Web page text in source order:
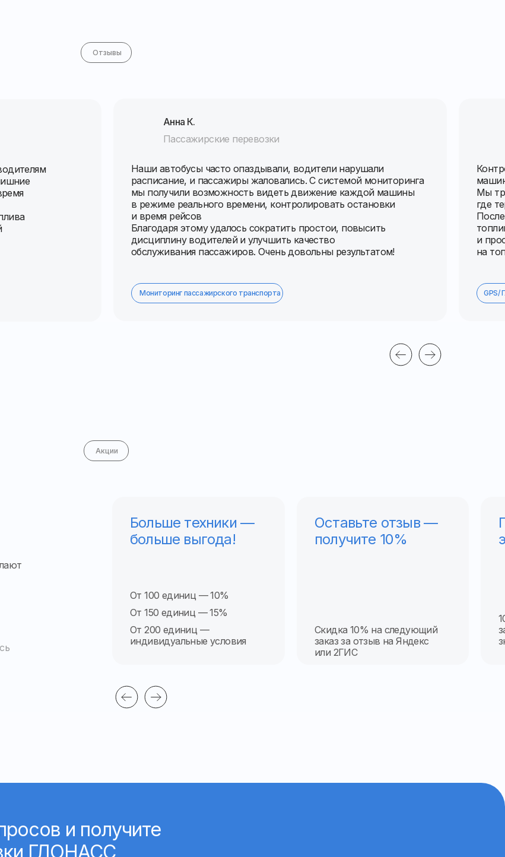
Отзывы
Мы
где
и
на
GPS/
Анна К.
Пассажирские перевозки
Наши автобусы часто опаздывали, водители нарушали
расписание, и пассажиры жаловались. С системой мониторинга
мы получили возможность видеть движение каждой машины
в режиме реального времени, контролировать остановки
и время рейсов
Благодаря этому удалось сократить простои, повысить
дисциплину водителей и улучшить качество
обслуживания пассажиров. Очень довольны результатом!
Мониторинг пассажирского транспорта
Акции
Больше техники —
больше выгода!
От 100 единиц — 10%
От 150 единиц — 15%
От 200 единиц —
индивидуальные условия
Оставьте отзыв —
получите 10%
Скидка 10% на следующий
заказ за отзыв на Яндекс
или 2ГИС
и получите
ГЛОНАСС